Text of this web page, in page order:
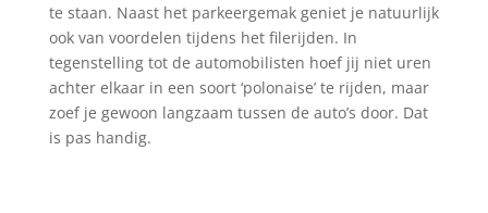
te staan. Naast het parkeergemak geniet je natuurlijk
ook van voordelen tijdens het filerijden. In
tegenstelling tot de automobilisten hoef jij niet uren
achter elkaar in een soort ‘polonaise’ te rijden, maar
zoef je gewoon langzaam tussen de auto’s door. Dat
is pas handig.